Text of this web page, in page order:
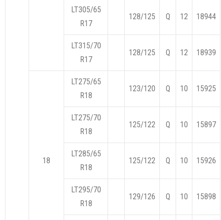
LT305/65
R17
128/125 Q 12 18944
LT315/70
R17
128/125 Q 12 18939
18
LT275/65
R18
123/120 Q 10 15925
LT275/70
R18
125/122 Q 10 15897
LT285/65
R18
125/122 Q 10 15926
LT295/70
R18
129/126 Q 10 15898